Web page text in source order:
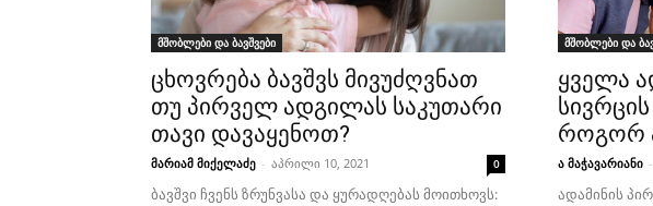
მშობლები და ბავშვები
ცხოვრება ბავშვს მივუძღვნათ
თუ პირველ ადგილას საკუთარი
თავი დავაყენოთ?
მარიამ მიქელაძე - აპრილი 10, 2021 0
ბავშვი ჩვენს ზრუნვასა და ყურადღებას მოითხოვს:
მშობლები და
ყველა
როგორ
ა მაჭავარიანი -
ადამინის